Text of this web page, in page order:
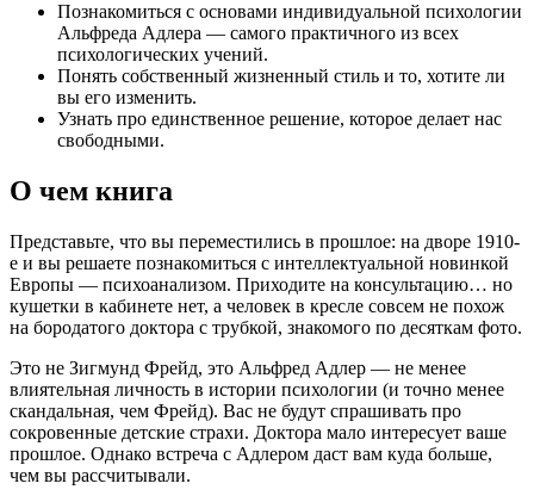
Познакомиться с основами индивидуальной психологии
Альфреда Адлера — самого практичного из всех
психологических учений.
Понять собственный жизненный стиль и то, хотите ли
вы его изменить.
Узнать про единственное решение, которое делает нас
свободными.
О чем книга
Представьте, что вы переместились в прошлое: на дворе 1910-
е и вы решаете познакомиться с интеллектуальной новинкой
Европы — психоанализом. Приходите на консультацию… но
кушетки в кабинете нет, а человек в кресле совсем не похож
на бородатого доктора с трубкой, знакомого по десяткам фото.
Это не Зигмунд Фрейд, это Альфред Адлер — не менее
влиятельная личность в истории психологии (и точно менее
скандальная, чем Фрейд). Вас не будут спрашивать про
сокровенные детские страхи. Доктора мало интересует ваше
прошлое. Однако встреча с Адлером даст вам куда больше,
чем вы рассчитывали.